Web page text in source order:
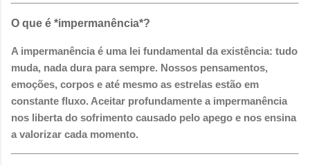
O que é *impermanência*?
A impermanência é uma lei fundamental da existência: tudo
muda, nada dura para sempre. Nossos pensamentos,
emoções, corpos e até mesmo as estrelas estão em
constante fluxo. Aceitar profundamente a impermanência
nos liberta do sofrimento causado pelo apego e nos ensina
a valorizar cada momento.